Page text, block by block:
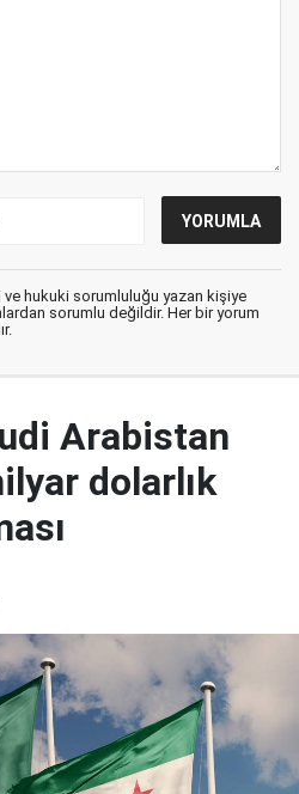
ve hukuki sorumluluğu yazan kişiye
sorumlu değildir. Her bir yorum
Arabistan
dolarlık